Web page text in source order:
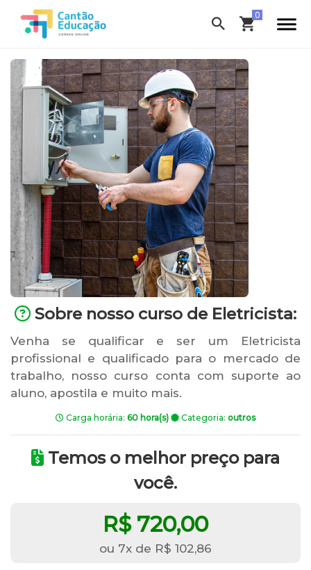
Sobre nosso curso de Eletricista:
Venha se qualificar e ser um Eletricista
profissional e qualificado para o mercado de
trabalho, nosso curso conta com suporte ao
aluno, apostila e muito mais.
Carga horária: 60 hora(s) Categoria: outros
Temos o melhor preço para
você.
R$ 720,00
ou 7x de R$ 102,86